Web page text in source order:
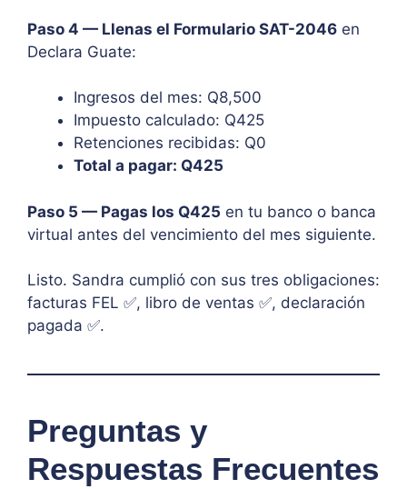
Paso 4 — Llenas el Formulario SAT-2046 en
Declara Guate:
Ingresos del mes: Q8,500
Impuesto calculado: Q425
Retenciones recibidas: Q0
Total a pagar: Q425
Paso 5 — Pagas los Q425 en tu banco o banca
virtual antes del vencimiento del mes siguiente.
Listo. Sandra cumplió con sus tres obligaciones:
facturas FEL ✅, libro de ventas ✅, declaración
pagada ✅.
Preguntas y
Respuestas Frecuentes